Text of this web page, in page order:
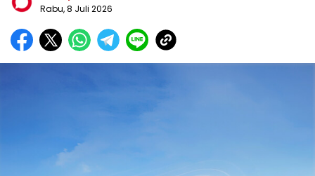
Rabu, 8 Juli 2026